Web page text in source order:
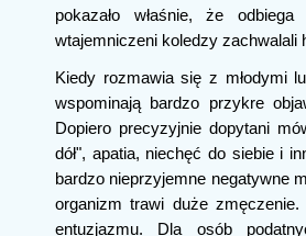
pokazało właśnie, że
wtajemniczeni koledzy zachwalali
Kiedy rozmawia się z młodymi
wspominają bardzo przykre
Dopiero precyzyjnie dopytani
dół", apatia, niechęć do siebie i
bardzo nieprzyjemne negatywne
organizm trawi duże
entuzjazmu. Dla osób